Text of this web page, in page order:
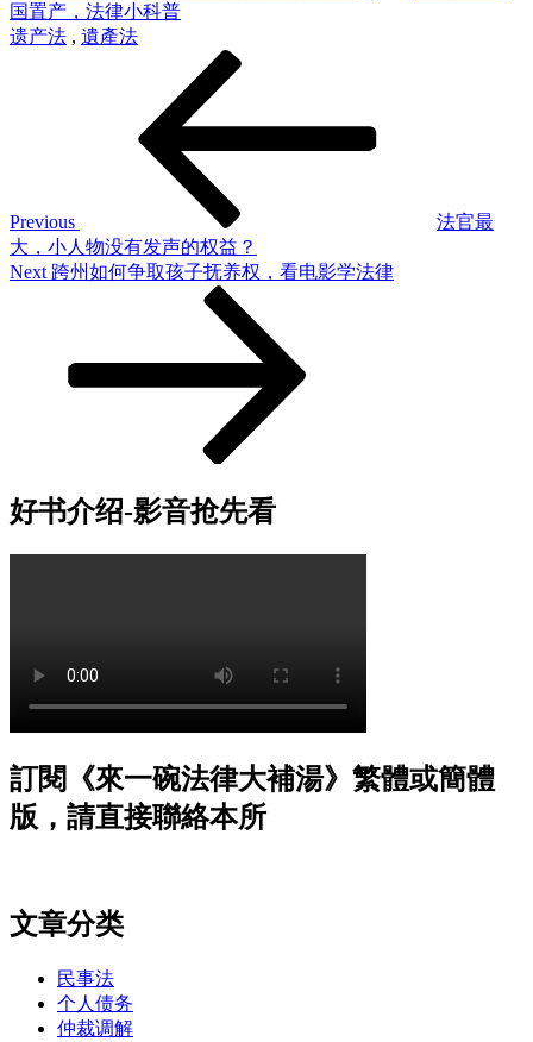
国置产，法律小科普
遗产法 , 遺產法
Previous
法官最
大，小人物没有发声的权益？
Next
Next 跨州如何争取孩子抚养权，看电影学法律
好书介绍-影音抢先看
訂閱《來一碗法律大補湯》繁體或簡體
版，請直接聯絡本所
文章分类
民事法
个人债务
仲裁调解